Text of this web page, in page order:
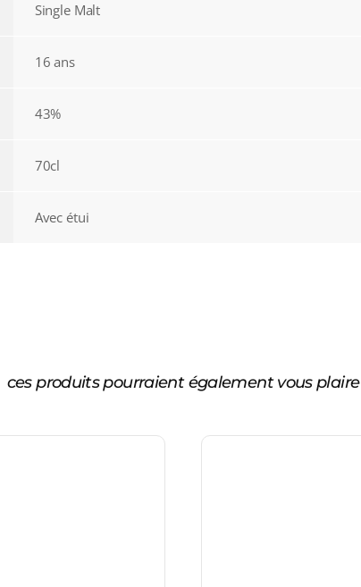
Single Malt
16 ans
43%
70cl
Avec étui
ces produits pourraient également vous plaire